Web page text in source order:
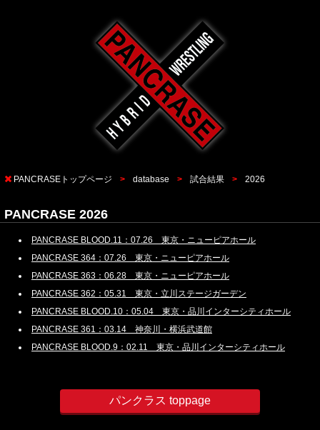
PANCRASEトップページ database 試合結果 2026
PANCRASE 2026
PANCRASE BLOOD.11：07.26 東京・ニューピアホール
PANCRASE 364：07.26 東京・ニューピアホール
PANCRASE 363：06.28 東京・ニューピアホール
PANCRASE 362：05.31 東京・立川ステージガーデン
PANCRASE BLOOD.10：05.04 東京・品川インターシティホール
PANCRASE 361：03.14 神奈川・横浜武道館
PANCRASE BLOOD.9：02.11 東京・品川インターシティホール
パンクラス toppage